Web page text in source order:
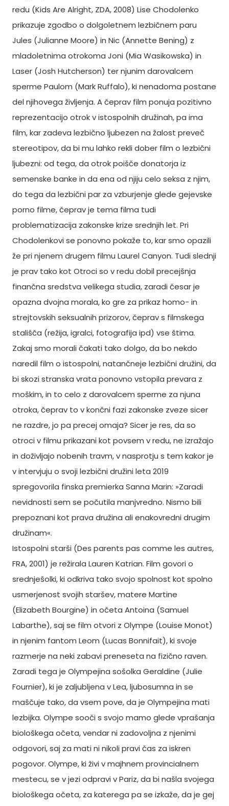
redu (Kids Are Alright, ZDA, 2008) Lise Chodolenko
prikazuje zgodbo o dolgoletnem lezbičnem paru
Jules (Julianne Moore) in Nic (Annette Bening) z
mladoletnima otrokoma Joni (Mia Wasikowska) in
Laser (Josh Hutcherson) ter njunim darovalcem
sperme Paulom (Mark Ruffalo), ki nenadoma postane
del njihovega življenja. A čeprav film ponuja pozitivno
reprezentacijo otrok v istospolnih družinah, pa ima
film, kar zadeva lezbično ljubezen na žalost preveč
stereotipov, da bi mu lahko rekli dober film o lezbični
ljubezni: od tega, da otrok poišče donatorja iz
semenske banke in da ena od njiju celo seksa z njim,
do tega da lezbični par za vzburjenje glede gejevske
porno filme, čeprav je tema filma tudi
problematizacija zakonske krize srednjih let. Pri
Chodolenkovi se ponovno pokaže to, kar smo opazili
že pri njenem drugem filmu Laurel Canyon. Tudi slednji
je prav tako kot Otroci so v redu dobil precejšnja
finančna sredstva velikega studia, zaradi česar je
opazna dvojna morala, ko gre za prikaz homo- in
strejtovskih seksualnih prizorov, čeprav s filmskega
stališča (režija, igralci, fotografija ipd) vse štima.
Zakaj smo morali čakati tako dolgo, da bo nekdo
naredil film o istospolni, natančneje lezbični družini, da
bi skozi stranska vrata ponovno vstopila prevara z
moškim, in to celo z darovalcem sperme za njuna
otroka, čeprav to v končni fazi zakonske zveze sicer
ne razdre, jo pa precej omaja? Sicer je res, da so
otroci v filmu prikazani kot povsem v redu, ne izražajo
in doživljajo nobenih travm, v nasprotju s tem kakor je
v intervjuju o svoji lezbični družini leta 2019
spregovorila finska premierka Sanna Marin: »Zaradi
nevidnosti sem se počutila manjvredno. Nismo bili
prepoznani kot prava družina ali enakovredni drugim
družinam«.
Istospolni starši (Des parents pas comme les autres,
FRA, 2001) je režirala Lauren Katrian. Film govori o
srednješolki, ki odkriva tako svojo spolnost kot spolno
usmerjenost svojih staršev, matere Martine
(Elizabeth Bourgine) in očeta Antoina (Samuel
Labarthe), saj se film otvori z Olympe (Louise Monot)
in njenim fantom Leom (Lucas Bonnifait), ki svoje
razmerje na neki zabavi preneseta na fizično raven.
Zaradi tega je Olympejina sošolka Geraldine (Julie
Fournier), ki je zaljubljena v Lea, ljubosumna in se
maščuje tako, da vsem pove, da je Olympejina mati
lezbijka. Olympe sooči s svojo mamo glede vprašanja
biološkega očeta, vendar ni zadovoljna z njenimi
odgovori, saj za mati ni nikoli pravi čas za iskren
pogovor. Olympe, ki živi v majhnem provincialnem
mestecu, se v jezi odpravi v Pariz, da bi našla svojega
biološkega očeta, za katerega pa se izkaže, da je gej